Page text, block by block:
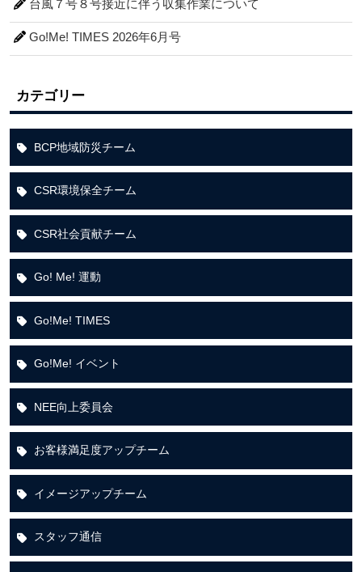
台風７号８号接近に伴う収集作業について
Go!Me! TIMES 2026年6月号
カテゴリー
BCP地域防災チーム
CSR環境保全チーム
CSR社会貢献チーム
Go! Me! 運動
Go!Me! TIMES
Go!Me! イベント
NEE向上委員会
お客様満足度アップチーム
イメージアップチーム
スタッフ通信